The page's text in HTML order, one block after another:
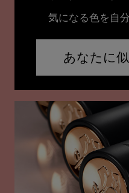
気になる色を自
あなたに